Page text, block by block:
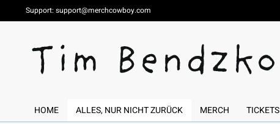
Support: support@merchcowboy.com
HOME ALLES, NUR NICHT ZURÜCK MERCH TICKETS